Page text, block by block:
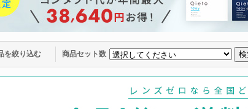
を絞り込む 商品セット数